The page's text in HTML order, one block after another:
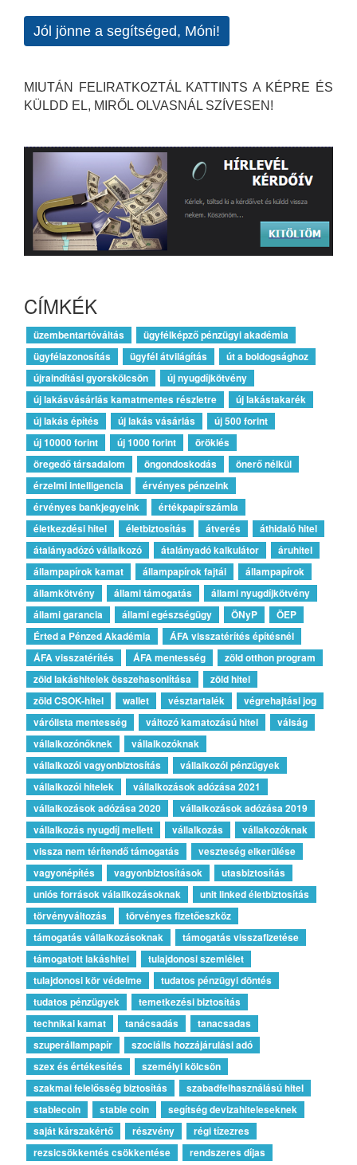
Jól jönne a segítséged, Móni!
MIUTÁN FELIRATKOZTÁL KATTINTS A KÉPRE ÉS
KÜLDD EL, MIRŐL OLVASNÁL SZÍVESEN!
CÍMKÉK
üzembentartóváltás
ügyfélképző pénzügyi akadémia
ügyfélazonosítás
ügyfél átvilágítás
út a boldogsághoz
újraindítási gyorskölcsön
új nyugdíjkötvény
új lakásvásárlás kamatmentes részletre
új lakástakarék
új lakás építés
új lakás vásárlás
új 500 forint
új 10000 forint
új 1000 forint
öröklés
öregedő társadalom
öngondoskodás
önerő nélkül
érzelmi intelligencia
érvényes pénzeink
érvényes bankjegyeink
értékpapírszámla
életkezdési hitel
életbiztosítás átverés
áthidaló hitel
átalányadózó vállalkozó
átalányadó kalkulátor
áruhitel
állampapírok kamat
állampapírok fajtái
állampapírok
államkötvény
állami támogatás
állami nyugdíjkötvény
állami garancia
állami egészségügy ÖNyP
ÖEP
Érted a Pénzed Akadémia
ÁFA visszatérítés építésnél
ÁFA visszatérítés
ÁFA mentesség
zöld otthon program
zöld lakáshitelek összehasonlítása
zöld hitel
zöld CSOK-hitel
wallet vésztartalék
végrehajtási jog
várólista mentesség
változó kamatozású hitel
válság
vállalkozónőknek
vállalkozóknak
vállalkozói vagyonbiztosítás
vállalkozói pénzügyek
vállalkozói hitelek
vállalkozások adózása 2021
vállalkozások adózása 2020
vállalkozások adózása 2019
vállalkozás nyugdíj mellett
vállalkozás
vállakozóknak
vissza nem térítendő támogatás
veszteség elkerülése
vagyonépítés
vagyonbiztosítások
utasbiztosítás
uniós források válallkozásoknak
unit linked életbiztosítás
törvényváltozás
törvényes fizetőeszköz
támogatás vállalkozásoknak
támogatás visszafizetése
támogatott lakáshitel
tulajdonosi szemlélet
tulajdonosi kör védelme
tudatos pénzügyi döntés
tudatos pénzügyek
temetkezési biztosítás
technikai kamat
tanácsadás
tanacsadas
szuperállampapír
szociális hozzájárulási adó
szex és értékesítés
személyi kölcsön
szakmai felelősség biztosítás
szabadfelhasználású hitel
stablecoin
stable coin
segítség devizahiteleseknek
saját kárszakértő
részvény
régi tízezres
rezsicsökkentés csökkentése
rendszeres díjas